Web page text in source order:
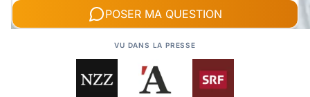
POSER MA QUESTION
VU DANS LA PRESSE